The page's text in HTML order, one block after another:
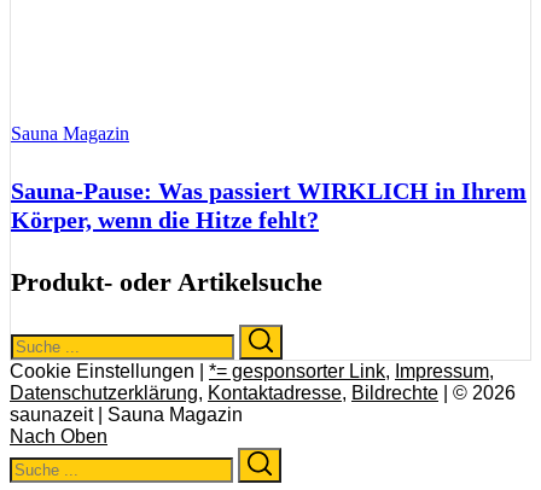
Sauna Magazin
Sauna-Pause: Was passiert WIRKLICH in Ihrem
Körper, wenn die Hitze fehlt?
Produkt- oder Artikelsuche
Search
for:
Cookie Einstellungen | *= gesponsorter Link, Impressum,
Datenschutzerklärung, Kontaktadresse, Bildrechte | © 2026
saunazeit | Sauna Magazin
Nach Oben
Search
for: